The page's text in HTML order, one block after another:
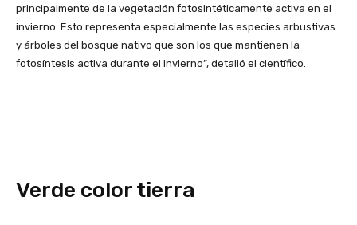
principalmente de la vegetación fotosintéticamente activa en el
invierno. Esto representa especialmente las especies arbustivas
y árboles del bosque nativo que son los que mantienen la
fotosíntesis activa durante el invierno”, detalló el científico.
Verde color tierra